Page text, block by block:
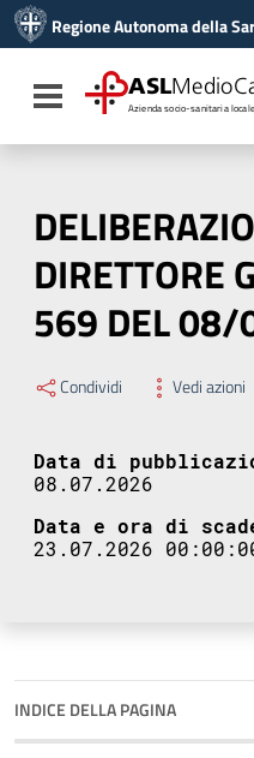
Vai al menu di
Vai al footer
Regione Autonoma della
Toggle navigation
ASL
Azienda socio-sanitaria locale
DIRETTORE
569 DEL
Condividi Vedi azioni
Data di
08.07.2026
Data e ora di
23.07.2026
INDICE DELLA PAGINA